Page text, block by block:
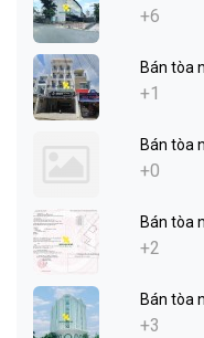
+6
Bán tòa
+1
Bán tòa
+0
Bán tòa
+2
Bán tòa
+3